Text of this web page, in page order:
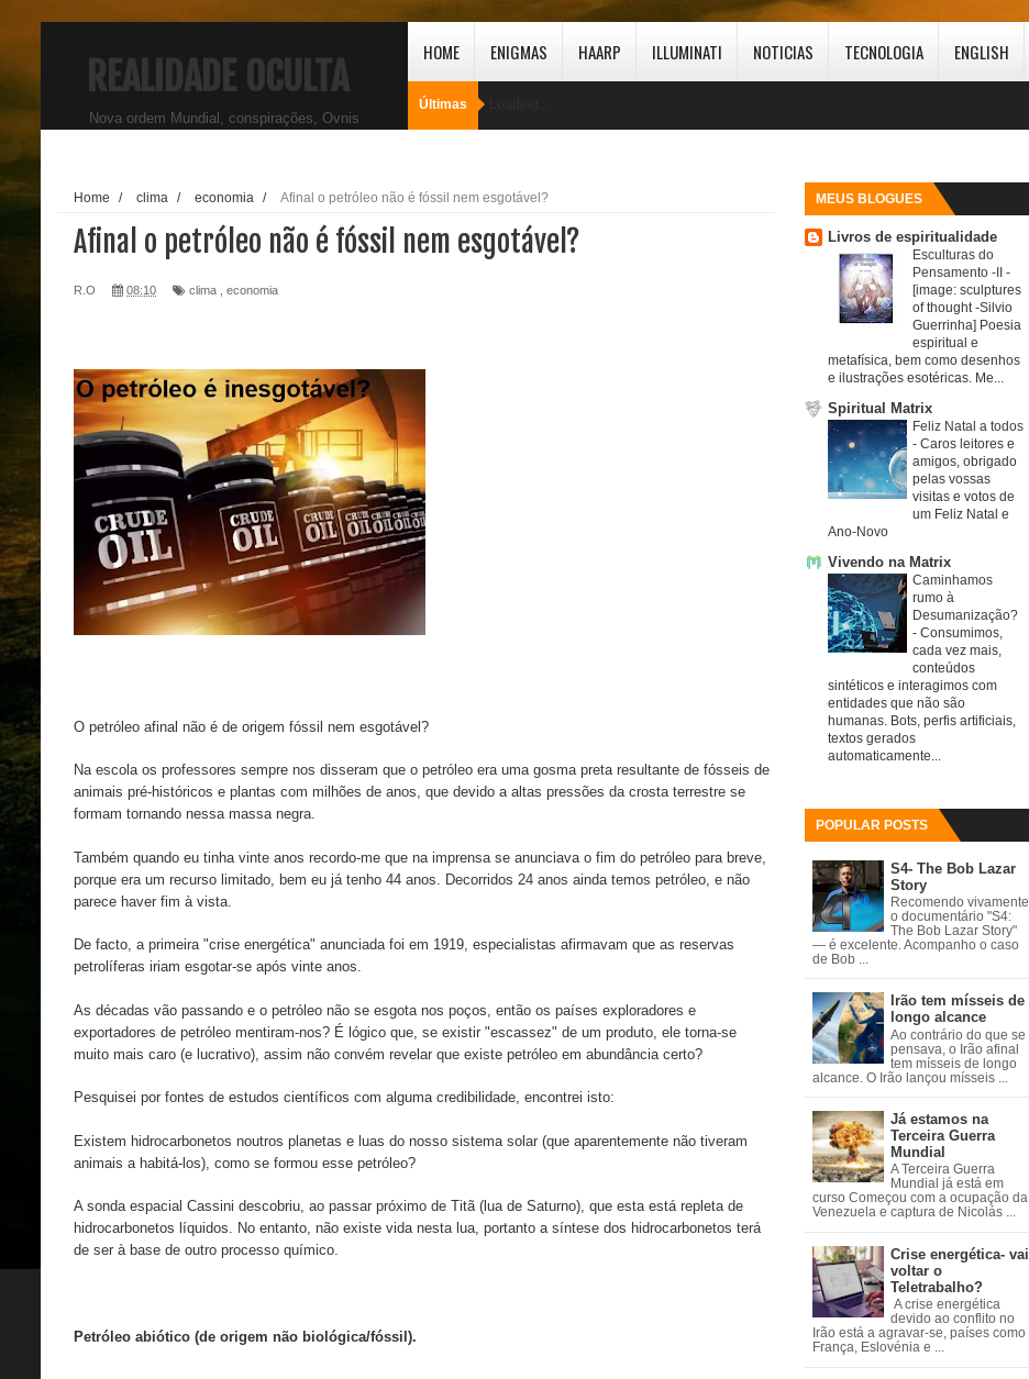
REALIDADE OCULTA
Nova ordem Mundial, conspirações, Ovnis
HOME ENIGMAS HAARP ILLUMINATI NOTICIAS TECNOLOGIA ENGLISH
Últimas
MEUS BLOGUES
Livros de espiritualidade
Esculturas do
Pensamento -II -
[image: sculptures
of thought -Silvio
Guerrinha] Poesia
espiritual e
metafísica, bem como desenhos
e ilustrações esotéricas. Me...
Spiritual Matrix
Feliz Natal a todos
- Caros leitores e
amigos, obrigado
pelas vossas
visitas e votos de
um Feliz Natal e
Ano-Novo
Vivendo na Matrix
Caminhamos
rumo à
Desumanização?
- Consumimos,
cada vez mais,
conteúdos
sintéticos e interagimos com
entidades que não são
humanas. Bots, perfis artificiais,
textos gerados
automaticamente...
POPULAR POSTS
S4- The Bob Lazar
Story
Recomendo vivamente
o documentário "S4:
The Bob Lazar Story"
— é excelente. Acompanho o caso
de Bob ...
Irão tem mísseis de
longo alcance
Ao contrário do que se
pensava, o Irão afinal
tem mísseis de longo
alcance. O Irão lançou mísseis ...
Já estamos na
Terceira Guerra
Mundial
A Terceira Guerra
Mundial já está em
curso Começou com a ocupação da
Venezuela e captura de Nicolás ...
Crise energética- vai
voltar o
Teletrabalho?
A crise energética
devido ao conflito no
Irão está a agravar-se, países como
França, Eslovénia e ...
Home / clima / economia / Afinal o petróleo não é fóssil nem esgotável?
Afinal o petróleo não é fóssil nem esgotável?
R.O 08:10 clima economia
O petróleo afinal não é de origem fóssil nem esgotável?
Na escola os professores sempre nos disseram que o petróleo era uma gosma preta resultante de fósseis de
animais pré-históricos e plantas com milhões de anos, que devido a altas pressões da crosta terrestre se
formam tornando nessa massa negra.
Também quando eu tinha vinte anos recordo-me que na imprensa se anunciava o fim do petróleo para breve,
porque era um recurso limitado, bem eu já tenho 44 anos. Decorridos 24 anos ainda temos petróleo, e não
parece haver fim à vista.
De facto, a primeira "crise energética" anunciada foi em 1919, especialistas afirmavam que as reservas
petrolíferas iriam esgotar-se após vinte anos.
As décadas vão passando e o petróleo não se esgota nos poços, então os países exploradores e
exportadores de petróleo mentiram-nos? É lógico que, se existir "escassez" de um produto, ele torna-se
muito mais caro (e lucrativo), assim não convém revelar que existe petróleo em abundância certo?
Pesquisei por fontes de estudos científicos com alguma credibilidade, encontrei isto:
Existem hidrocarbonetos noutros planetas e luas do nosso sistema solar (que aparentemente não tiveram
animais a habitá-los), como se formou esse petróleo?
A sonda espacial Cassini descobriu, ao passar próximo de Titã (lua de Saturno), que esta está repleta de
hidrocarbonetos líquidos. No entanto, não existe vida nesta lua, portanto a síntese dos hidrocarbonetos terá
de ser à base de outro processo químico.
Petróleo abiótico (de origem não biológica/fóssil).